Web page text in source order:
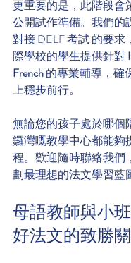
更重要的是，此階段會
公開試作準備。我們的
對接 DELF 考試 的要
際學校的學生提供針對
French 的專業輔導，確
上穩步前行。
無論您的孩子處於哪個
鑼灣嘅教學中心都能夠
程。歡迎隨時聯絡我們
劃最理想的法文學習藍
母語教師與小
好法文的致勝